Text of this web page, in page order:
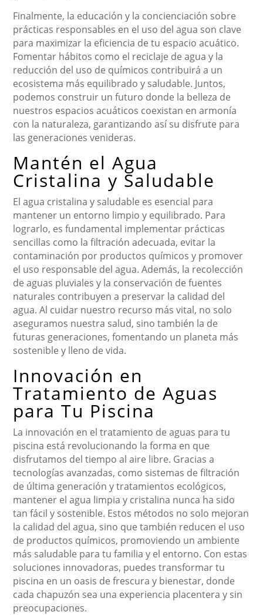
Finalmente, la educación y la concienciación sobre
prácticas responsables en el uso del agua son clave
para maximizar la eficiencia de tu espacio acuático.
Fomentar hábitos como el reciclaje de agua y la
reducción del uso de químicos contribuirá a un
ecosistema más equilibrado y saludable. Juntos,
podemos construir un futuro donde la belleza de
nuestros espacios acuáticos coexistan en armonía
con la naturaleza, garantizando así su disfrute para
las generaciones venideras.
Mantén el Agua
Cristalina y Saludable
El agua cristalina y saludable es esencial para
mantener un entorno limpio y equilibrado. Para
lograrlo, es fundamental implementar prácticas
sencillas como la filtración adecuada, evitar la
contaminación por productos químicos y promover
el uso responsable del agua. Además, la recolección
de aguas pluviales y la conservación de fuentes
naturales contribuyen a preservar la calidad del
agua. Al cuidar nuestro recurso más vital, no solo
aseguramos nuestra salud, sino también la de
futuras generaciones, fomentando un planeta más
sostenible y lleno de vida.
Innovación en
Tratamiento de Aguas
para Tu Piscina
La innovación en el tratamiento de aguas para tu
piscina está revolucionando la forma en que
disfrutamos del tiempo al aire libre. Gracias a
tecnologías avanzadas, como sistemas de filtración
de última generación y tratamientos ecológicos,
mantener el agua limpia y cristalina nunca ha sido
tan fácil y sostenible. Estos métodos no solo mejoran
la calidad del agua, sino que también reducen el uso
de productos químicos, promoviendo un ambiente
más saludable para tu familia y el entorno. Con estas
soluciones innovadoras, puedes transformar tu
piscina en un oasis de frescura y bienestar, donde
cada chapuzón sea una experiencia placentera y sin
preocupaciones.